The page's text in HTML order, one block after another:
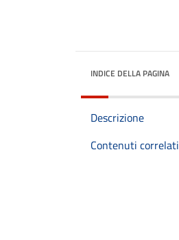
INDICE DELLA PAGINA
Descrizione
Contenuti correlati